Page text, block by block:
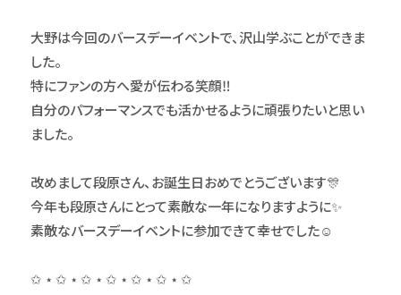
大野は今回のバースデーイベントで、沢山学ぶことができま
した。
特にファンの方へ愛が伝わる笑顔‼️
自分のパフォーマンスでも活かせるように頑張りたいと思い
ました。
改めまして段原さん、お誕生日おめでとうございます🎊
今年も段原さんにとって素敵な一年になりますように✨
素敵なバースデーイベントに参加できて幸せでした☺️
✩ ⋆ ✩ ⋆ ✩ ⋆ ✩ ⋆ ✩ ⋆ ✩ ⋆ ✩